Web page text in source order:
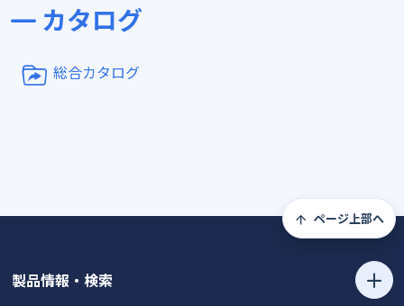
カタログ
総合カタログ
ページ上部へ
製品情報・検索